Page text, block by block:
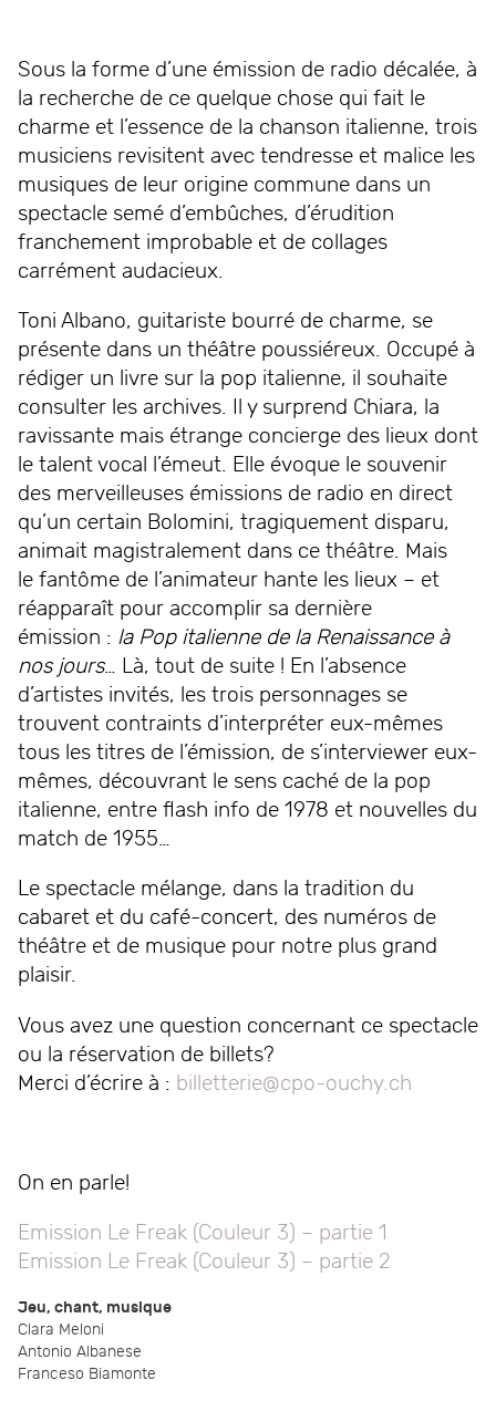
Sous la forme d’une émission de radio décalée, à
la recherche de ce quelque chose qui fait le
charme et l’essence de la chanson italienne, trois
musiciens revisitent avec tendresse et malice les
musiques de leur origine commune dans un
spectacle semé d’embûches, d’érudition
franchement improbable et de collages
carrément audacieux.
Toni Albano, guitariste bourré de charme, se
présente dans un théâtre poussiéreux. Occupé à
rédiger un livre sur la pop italienne, il souhaite
consulter les archives. Il y surprend Chiara, la
ravissante mais étrange concierge des lieux dont
le talent vocal l’émeut. Elle évoque le souvenir
des merveilleuses émissions de radio en direct
qu’un certain Bolomini, tragiquement disparu,
animait magistralement dans ce théâtre. Mais
le fantôme de l’animateur hante les lieux – et
réapparaît pour accomplir sa dernière
émission : la Pop italienne de la Renaissance à
nos jours… Là, tout de suite ! En l’absence
d’artistes invités, les trois personnages se
trouvent contraints d’interpréter eux-mêmes
tous les titres de l’émission, de s’interviewer eux-
mêmes, découvrant le sens caché de la pop
italienne, entre flash info de 1978 et nouvelles du
match de 1955…
Le spectacle mélange, dans la tradition du
cabaret et du café-concert, des numéros de
théâtre et de musique pour notre plus grand
plaisir.
Vous avez une question concernant ce spectacle
ou la réservation de billets?
Merci d’écrire à : billetterie@cpo-ouchy.ch
On en parle!
Emission Le Freak (Couleur 3) – partie 1
Emission Le Freak (Couleur 3) – partie 2
Jeu, chant, musique
Clara Meloni
Antonio Albanese
Franceso Biamonte